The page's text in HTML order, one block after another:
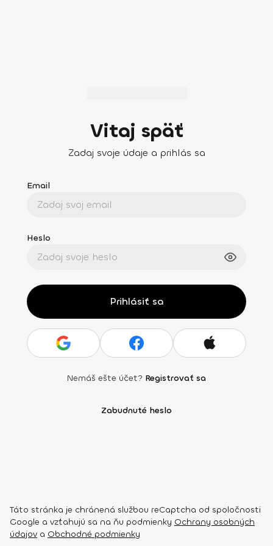
Vitaj späť
Zadaj svoje údaje a prihlás sa
Email
Heslo
Prihlásiť sa
Nemáš ešte účet? Registrovať sa
Zabudnuté heslo
Táto stránka je chránená službou reCaptcha od spoločnosti
Google a vzťahujú sa na ňu podmienky Ochrany osobných
údajov a Obchodné podmienky